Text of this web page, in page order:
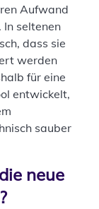
Aufwand
seltenen
dass sie
werden
für eine
entwickelt,
sauber
neue